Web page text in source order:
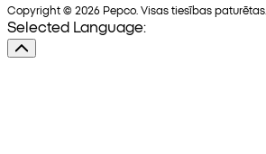
Copyright © 2026 Pepco. Visas tiesības paturētas.
Selected Language: